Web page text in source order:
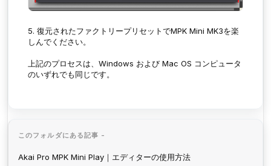
5. 復元されたファクトリープリセットでMPK Mini MK3を楽
しんでください。
上記のプロセスは、Windows および Mac OS コンピュータ
のいずれでも同じです。
このフォルダにある記事 -
Akai Pro MPK Mini Play｜エディターの使用方法